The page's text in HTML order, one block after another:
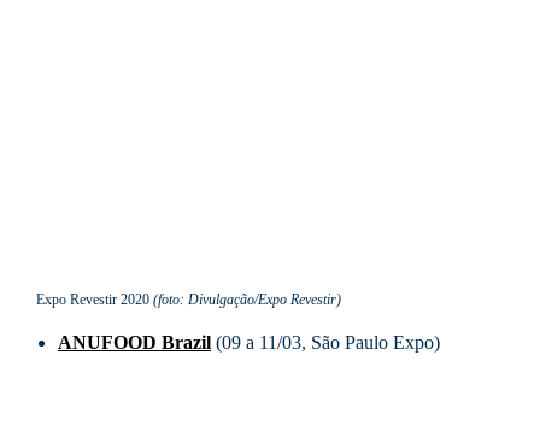
Expo Revestir 2020 (foto: Divulgação/Expo Revestir)
ANUFOOD Brazil (09 a 11/03, São Paulo Expo)